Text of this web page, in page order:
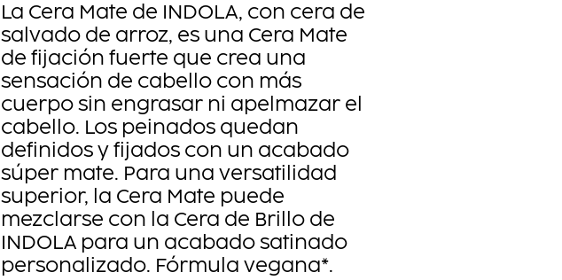
La Cera Mate de INDOLA, con cera de
salvado de arroz, es una Cera Mate
de fijación fuerte que crea una
sensación de cabello con más
cuerpo sin engrasar ni apelmazar el
cabello. Los peinados quedan
definidos y fijados con un acabado
súper mate. Para una versatilidad
superior, la Cera Mate puede
mezclarse con la Cera de Brillo de
INDOLA para un acabado satinado
personalizado. Fórmula vegana*.